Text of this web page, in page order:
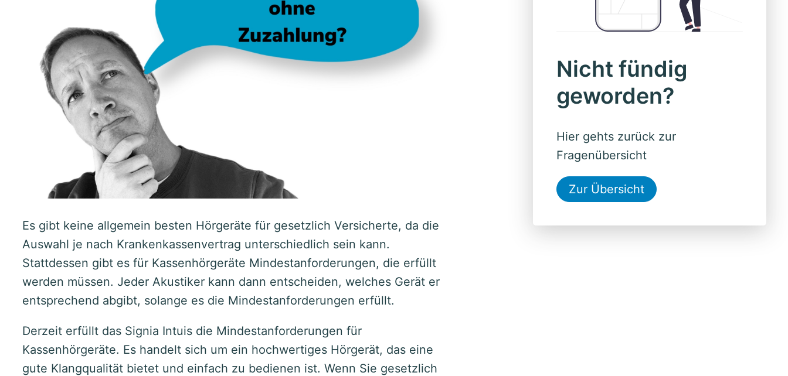
Es gibt keine allgemein besten Hörgeräte für gesetzlich Versicherte, da die
Auswahl je nach Krankenkassenvertrag unterschiedlich sein kann.
Stattdessen gibt es für Kassenhörgeräte Mindestanforderungen, die erfüllt
werden müssen. Jeder Akustiker kann dann entscheiden, welches Gerät er
entsprechend abgibt, solange es die Mindestanforderungen erfüllt.
Derzeit erfüllt das Signia Intuis die Mindestanforderungen für
Kassenhörgeräte. Es handelt sich um ein hochwertiges Hörgerät, das eine
gute Klangqualität bietet und einfach zu bedienen ist. Wenn Sie gesetzlich
Nicht fündig
geworden?
Hier gehts zurück zur
Fragenübersicht
Zur Übersicht